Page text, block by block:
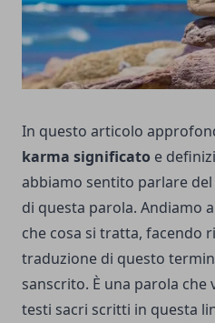
In questo articolo
karma significato e
abbiamo sentito parlare
di questa parola. Andiamo
che cosa si tratta, facendo
traduzione di questo
sanscrito. È una parola che
testi sacri scritti in questa